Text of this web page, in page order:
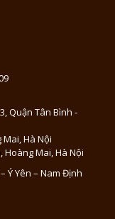
Quận Tân Bình -
Mai, Hà Nội
Hoàng Mai, Hà Nội
Ý Yên – Nam Định